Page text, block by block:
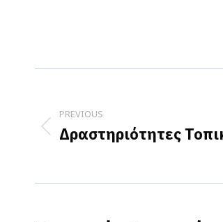
navigation
PREVIOUS
Previous
Δραστηριότητες